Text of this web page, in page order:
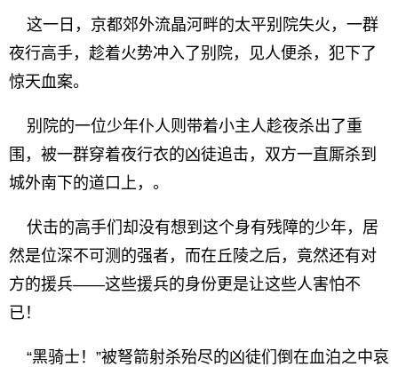
这一日，京都郊外流晶河畔的太平别院失火，一群
夜行高手，趁着火势冲入了别院，见人便杀，犯下了
惊天血案。
别院的一位少年仆人则带着小主人趁夜杀出了重
围，被一群穿着夜行衣的凶徒追击，双方一直厮杀到
城外南下的道口上，。
伏击的高手们却没有想到这个身有残障的少年，居
然是位深不可测的强者，而在丘陵之后，竟然还有对
方的援兵——这些援兵的身份更是让这些人害怕不
已！
“黑骑士！”被弩箭射杀殆尽的凶徒们倒在血泊之中哀